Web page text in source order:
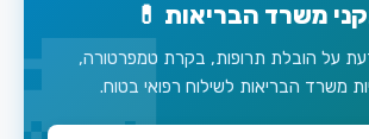
משרד הבריאות 💊
על הובלת תרופות, בקרת טמפרטורה,
משרד הבריאות לשילוח רפואי בטוח.